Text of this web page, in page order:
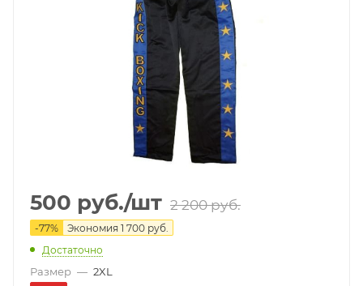
500 руб./шт 2 200руб.
-77% Экономия 1 700 руб.
Достаточно
Размер — 2XL